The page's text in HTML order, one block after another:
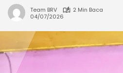
Team BRV
2 Min Baca
04/07/2026